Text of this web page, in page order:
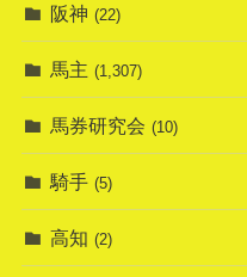
阪神 (22)
馬主 (1,307)
馬券研究会 (10)
騎手 (5)
高知 (2)